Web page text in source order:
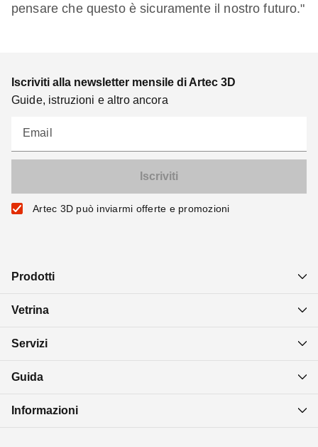
pensare che questo è sicuramente il nostro futuro."
Iscriviti alla newsletter mensile di Artec 3D
Guide, istruzioni e altro ancora
Email
Artec 3D può inviarmi offerte e promozioni
Prodotti
Vetrina
Servizi
Guida
Informazioni